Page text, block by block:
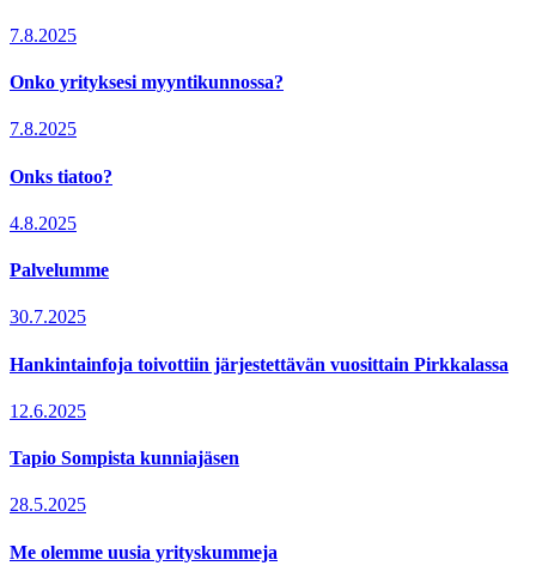
7.8.2025
Onko yrityksesi myyntikunnossa?
7.8.2025
Onks tiatoo?
4.8.2025
Palvelumme
30.7.2025
Hankintainfoja toivottiin järjestettävän vuosittain Pirkkalassa
12.6.2025
Tapio Sompista kunniajäsen
28.5.2025
Me olemme uusia yrityskummeja